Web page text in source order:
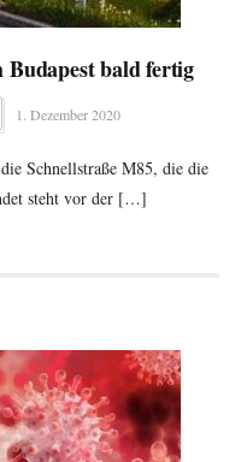
Budapest bald fertig
1. Dezember 2020
Schnellstraße M85, die die
steht vor der […]